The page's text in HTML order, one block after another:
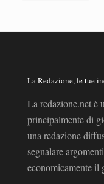
La Redazione, le tue
La redazione.net è
principalmente di
una redazione
segnalare
economicamente il